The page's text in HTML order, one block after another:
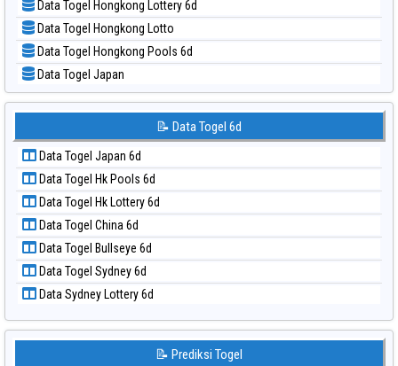
📝 Pola Dasar Sydney
📝 Pola Dasar Sydney Lottery
📝 Pola Dasar Sydney Lottery 6d
📝 Pola Dasar Sydney Lotto
📝 Pola Dasar Taiwan
Data Togel Hongkong Lottery 6d
Data Togel Hongkong Lotto
Data Togel Hongkong Pools 6d
Data Togel Japan
Data Togel Japan 6d
Data Togel Kuda Lari
Data Togel Magnum Cambodia
Data Togel Nagoya
Data Togel North Carolina Day
Data Togel Pcso
Data Togel Sao Paulo
Data Togel Singapore
Data Togel Sydney
Data Togel Sydney Lottery
Data Togel Sydney Lottery 6d
📝 Data Togel 6d
Data Togel Japan 6d
Data Togel Hk Pools 6d
Data Togel Hk Lottery 6d
Data Togel China 6d
Data Togel Bullseye 6d
Data Togel Sydney 6d
Data Sydney Lottery 6d
📝 Prediksi Togel